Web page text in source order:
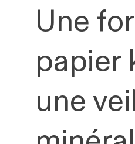
Une
papier
une